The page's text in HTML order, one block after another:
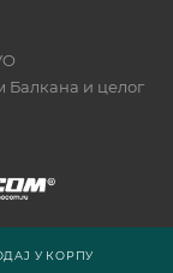
У КОРПУ
и целог